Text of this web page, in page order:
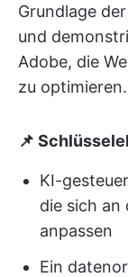
Grundlage
und
Adobe, die
zu optimieren.
📌
KI-
die sich an
anpassen
Ein